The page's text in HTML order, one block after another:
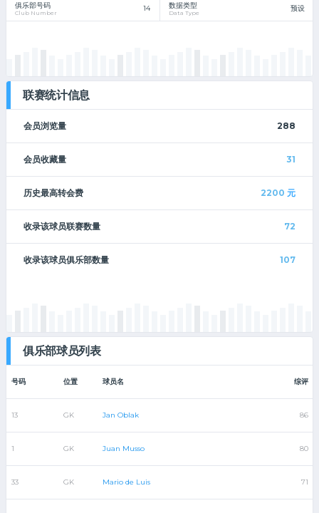
俱乐部号码
Club Number 14 数据类型
Data Type 预设
联赛统计信息
会员浏览量 288
会员收藏量 31
历史最高转会费 2200 元
收录该球员联赛数量 72
收录该球员俱乐部数量 107
俱乐部球员列表
号码 位置 球员名 综评
13 GK Jan Oblak 86
1 GK Juan Musso 80
33 GK Mario de Luis 71